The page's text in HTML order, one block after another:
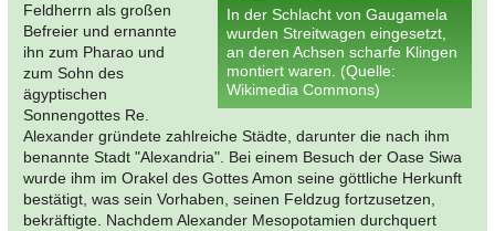
In der Schlacht von Gaugamela
wurden Streitwagen eingesetzt,
an deren Achsen scharfe Klingen
montiert waren. (Quelle:
Wikimedia Commons)
Feldherrn als großen
Befreier und ernannte
ihn zum Pharao und
zum Sohn des
ägyptischen
Sonnengottes Re.
Alexander gründete zahlreiche Städte, darunter die nach ihm
benannte Stadt "Alexandria". Bei einem Besuch der Oase Siwa
wurde ihm im Orakel des Gottes Amon seine göttliche Herkunft
bestätigt, was sein Vorhaben, seinen Feldzug fortzusetzen,
bekräftigte. Nachdem Alexander Mesopotamien durchquert